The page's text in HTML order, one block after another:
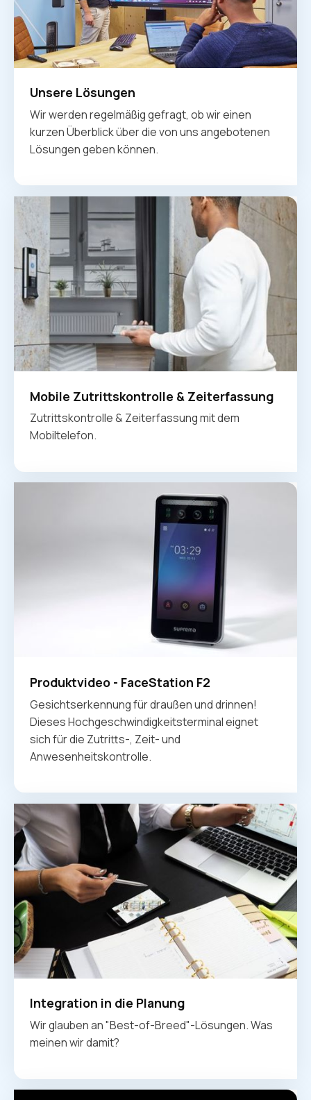
Unsere Lösungen
Wir werden regelmäßig gefragt, ob wir einen
kurzen Überblick über die von uns angebotenen
Lösungen geben können.
Mobile Zutrittskontrolle & Zeiterfassung
Zutrittskontrolle & Zeiterfassung mit dem
Mobiltelefon.
Produktvideo - FaceStation F2
Gesichtserkennung für draußen und drinnen!
Dieses Hochgeschwindigkeitsterminal eignet
sich für die Zutritts-, Zeit- und
Anwesenheitskontrolle.
Integration in die Planung
Wir glauben an "Best-of-Breed"-Lösungen. Was
meinen wir damit?